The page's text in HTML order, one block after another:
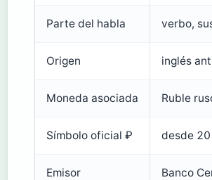
Parte del habla verbo,
Origen inglés
Moneda asociada Ruble
Símbolo oficial ₽ desde
Emisor Banco